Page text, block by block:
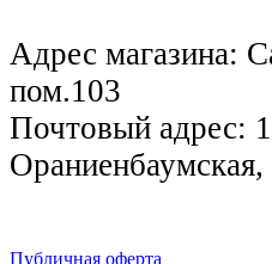
Адрес магазина:
пом.103
Почтовый адрес:
Публичная оферта